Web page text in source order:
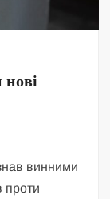
винними
проти